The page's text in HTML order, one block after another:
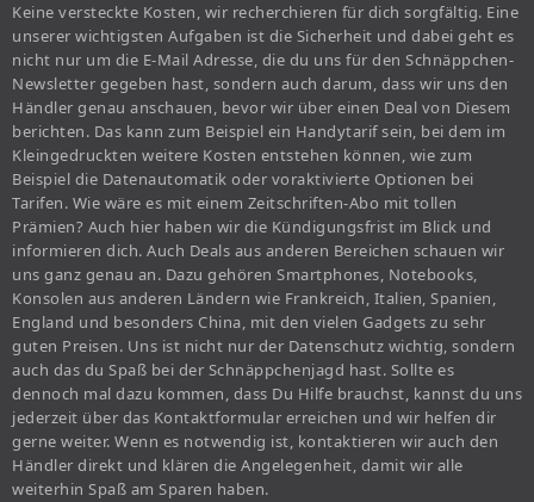
Keine versteckte Kosten, wir recherchieren für dich sorgfältig. Eine
unserer wichtigsten Aufgaben ist die Sicherheit und dabei geht es
nicht nur um die E-Mail Adresse, die du uns für den Schnäppchen-
Newsletter gegeben hast, sondern auch darum, dass wir uns den
Händler genau anschauen, bevor wir über einen Deal von Diesem
berichten. Das kann zum Beispiel ein Handytarif sein, bei dem im
Kleingedruckten weitere Kosten entstehen können, wie zum
Beispiel die Datenautomatik oder voraktivierte Optionen bei
Tarifen. Wie wäre es mit einem Zeitschriften-Abo mit tollen
Prämien? Auch hier haben wir die Kündigungsfrist im Blick und
informieren dich. Auch Deals aus anderen Bereichen schauen wir
uns ganz genau an. Dazu gehören Smartphones, Notebooks,
Konsolen aus anderen Ländern wie Frankreich, Italien, Spanien,
England und besonders China, mit den vielen Gadgets zu sehr
guten Preisen. Uns ist nicht nur der Datenschutz wichtig, sondern
auch das du Spaß bei der Schnäppchenjagd hast. Sollte es
dennoch mal dazu kommen, dass Du Hilfe brauchst, kannst du uns
jederzeit über das Kontaktformular erreichen und wir helfen dir
gerne weiter. Wenn es notwendig ist, kontaktieren wir auch den
Händler direkt und klären die Angelegenheit, damit wir alle
weiterhin Spaß am Sparen haben.